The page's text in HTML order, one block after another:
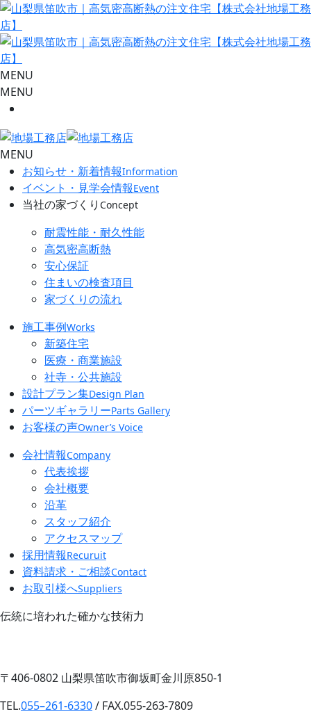
MENU
MENU
MENU
お知らせ・新着情報Information
イベント・見学会情報Event
当社の家づくり Concept
耐震性能・耐久性能
高気密高断熱
安心保証
住まいの検査項目
家づくりの流れ
施工事例Works
新築住宅
医療・商業施設
社寺・公共施設
設計プラン集Design Plan
パーツギャラリーParts Gallery
お客様の声Owner’s Voice
会社情報Company
代表挨拶
会社概要
沿革
スタッフ紹介
アクセスマップ
採用情報Recuruit
資料請求・ご相談Contact
お取引様へSuppliers
伝統に培われた確かな技術力
〒406-0802 山梨県笛吹市御坂町金川原850-1
TEL.055–261-6330/ FAX.055-263-7809